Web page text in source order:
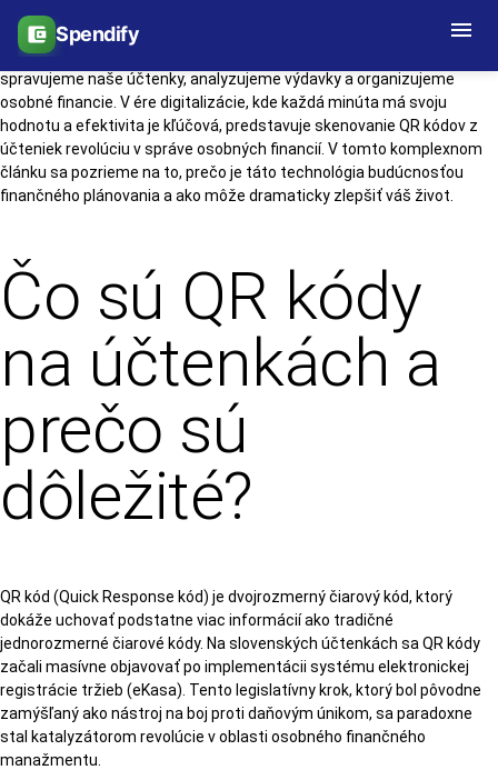
account_balance_wallet Spendify menu
Moderná technológia QR kódov fundamentálne mení spôsob, akým
spravujeme naše účtenky, analyzujeme výdavky a organizujeme
osobné financie. V ére digitalizácie, kde každá minúta má svoju
hodnotu a efektivita je kľúčová, predstavuje skenovanie QR kódov z
účteniek revolúciu v správe osobných financií. V tomto komplexnom
článku sa pozrieme na to, prečo je táto technológia budúcnosťou
finančného plánovania a ako môže dramaticky zlepšiť váš život.
Čo sú QR kódy
na účtenkách a
prečo sú
dôležité?
QR kód (Quick Response kód) je dvojrozmerný čiarový kód, ktorý
dokáže uchovať podstatne viac informácií ako tradičné
jednorozmerné čiarové kódy. Na slovenských účtenkách sa QR kódy
začali masívne objavovať po implementácii systému elektronickej
registrácie tržieb (eKasa). Tento legislatívny krok, ktorý bol pôvodne
zamýšľaný ako nástroj na boj proti daňovým únikom, sa paradoxne
stal katalyzátorom revolúcie v oblasti osobného finančného
manažmentu.